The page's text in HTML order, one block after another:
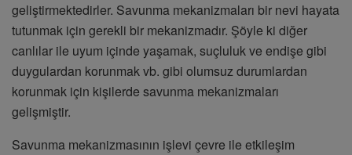
geliştirmektedirler. Savunma mekanizmaları bir nevi hayata
tutunmak için gerekli bir mekanizmadır. Şöyle ki diğer
canlılar ile uyum içinde yaşamak, suçluluk ve endişe gibi
duygulardan korunmak vb. gibi olumsuz durumlardan
korunmak için kişilerde savunma mekanizmaları
gelişmiştir.
Savunma mekanizmasının işlevi çevre ile etkileşim